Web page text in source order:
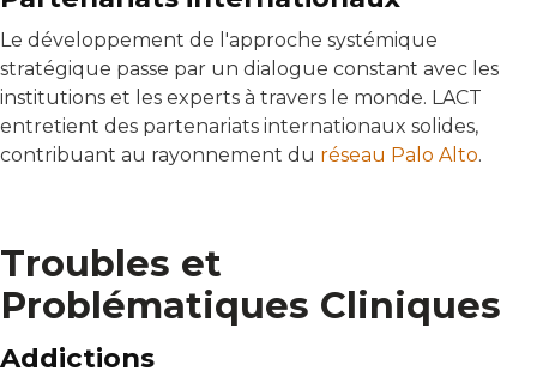
Le développement de l'approche systémique
stratégique passe par un dialogue constant avec les
institutions et les experts à travers le monde. LACT
entretient des partenariats internationaux solides,
contribuant au rayonnement du réseau Palo Alto.
Troubles et
Problématiques Cliniques
Addictions